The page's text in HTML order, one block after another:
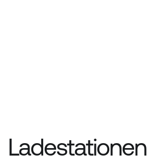
Ladestationen